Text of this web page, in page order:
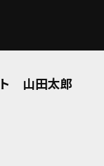
ト 山田太郎